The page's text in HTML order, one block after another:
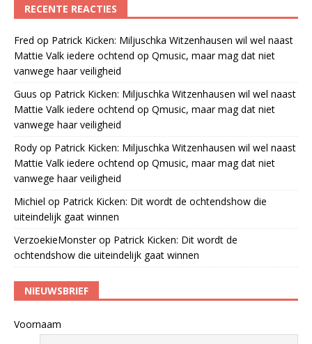
RECENTE REACTIES
Fred op Patrick Kicken: Miljuschka Witzenhausen wil wel naast
Mattie Valk iedere ochtend op Qmusic, maar mag dat niet
vanwege haar veiligheid
Guus op Patrick Kicken: Miljuschka Witzenhausen wil wel naast
Mattie Valk iedere ochtend op Qmusic, maar mag dat niet
vanwege haar veiligheid
Rody op Patrick Kicken: Miljuschka Witzenhausen wil wel naast
Mattie Valk iedere ochtend op Qmusic, maar mag dat niet
vanwege haar veiligheid
Michiel op Patrick Kicken: Dit wordt de ochtendshow die
uiteindelijk gaat winnen
VerzoekieMonsterop Patrick Kicken: Dit wordt de
ochtendshow die uiteindelijk gaat winnen
NIEUWSBRIEF
Voornaam